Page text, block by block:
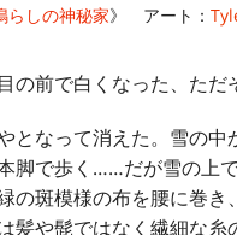
らしの神秘家》 アート：
前で白くなった、ただ
なって消えた。雪の
脚で歩く……だが雪の上
の斑模様の布を腰に巻
髪や髭ではなく繊細な